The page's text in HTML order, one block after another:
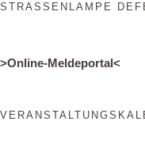
STRASSENLAMPE
>Online-Meldeportal<